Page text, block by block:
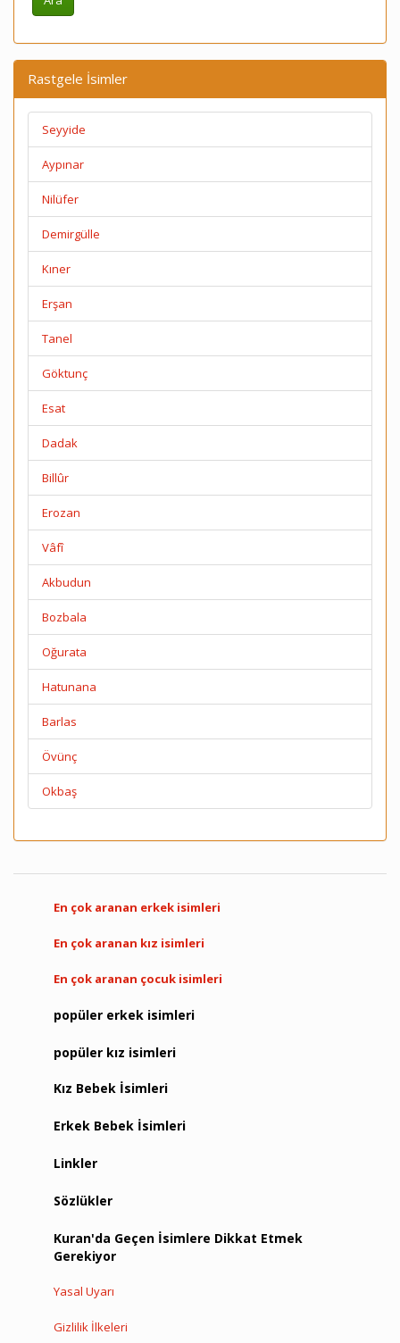
Rastgele İsimler
Seyyide
Aypınar
Nilüfer
Demirgülle
Kıner
Erşan
Tanel
Göktunç
Esat
Dadak
Billûr
Erozan
Vâfî
Akbudun
Bozbala
Oğurata
Hatunana
Barlas
Övünç
Okbaş
En çok aranan erkek isimleri
En çok aranan kız isimleri
En çok aranan çocuk isimleri
popüler erkek isimleri
popüler kız isimleri
Kız Bebek İsimleri
Erkek Bebek İsimleri
Linkler
Sözlükler
Kuran'da Geçen İsimlere Dikkat Etmek
Gerekiyor
Yasal Uyarı
Gizlilik İlkeleri